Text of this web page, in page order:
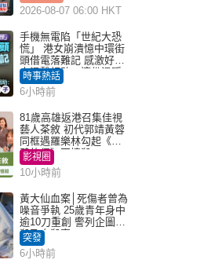
2026-08-07 06:00 HKT
手機無電陷「世紀大恐
慌」 港女崩潰憶中環街
頭借電落難記 感激好心
人溫馨相助：這份溫暖
記一輩子｜Juicy叮
時事熱話
6小時前
81歲高雄返港召集佳視
藝人茶敘 初代郭靖黃蓉
同框遇羅樂林勾起《神
鵰俠侶》回憶殺
影視圈
10小時前
黃大仙血案│死傷者曾為
噪音爭執 25歲青年身中
逾10刀重創 警列企圖謀
殺及自殺案
突發
6小時前